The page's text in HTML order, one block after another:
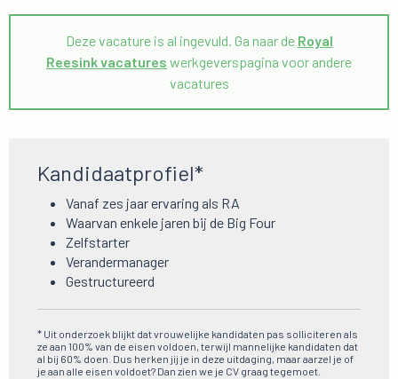
Deze vacature is al ingevuld. Ga naar de Royal
Reesink vacatures werkgeverspagina voor andere
vacatures
Kandidaatprofiel*
Vanaf zes jaar ervaring als RA
Waarvan enkele jaren bij de Big Four
Zelfstarter
Verandermanager
Gestructureerd
* Uit onderzoek blijkt dat vrouwelijke kandidaten pas solliciteren als
ze aan 100% van de eisen voldoen, terwijl mannelijke kandidaten dat
al bij 60% doen. Dus herken jij je in deze uitdaging, maar aarzel je of
je aan alle eisen voldoet? Dan zien we je CV graag tegemoet.